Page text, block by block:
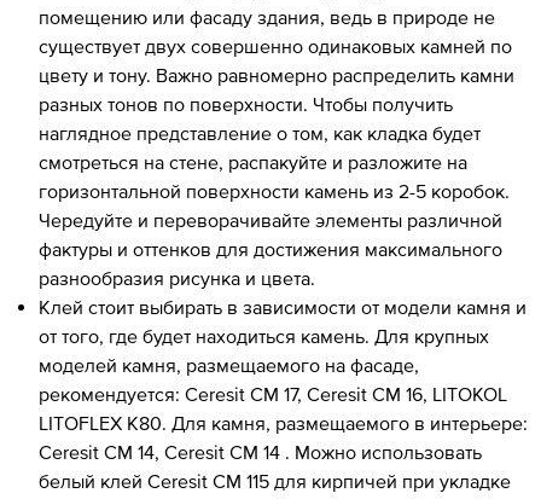
помещению или фасаду здания, ведь в природе не
существует двух совершенно одинаковых камней по
цвету и тону. Важно равномерно распределить камни
разных тонов по поверхности. Чтобы получить
наглядное представление о том, как кладка будет
смотреться на стене, распакуйте и разложите на
горизонтальной поверхности камень из 2-5 коробок.
Чередуйте и переворачивайте элементы различной
фактуры и оттенков для достижения максимального
разнообразия рисунка и цвета.
Клей стоит выбирать в зависимости от модели камня и
от того, где будет находиться камень. Для крупных
моделей камня, размещаемого на фасаде,
рекомендуется: Ceresit CM 17, Ceresit CM 16, LITOKOL
LITOFLEX K80. Для камня, размещаемого в интерьере:
Ceresit CM 14, Ceresit CM 14 . Можно использовать
белый клей Ceresit CM 115 для кирпичей при укладке